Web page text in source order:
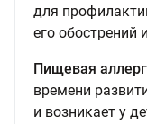
для
его обострений
Пищевая
времени
и возникает у